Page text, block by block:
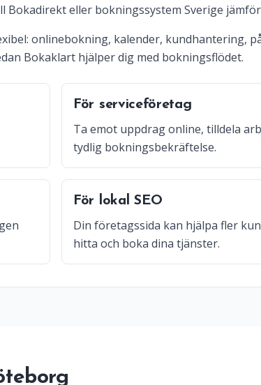
eller bokningssystem Sverige
onlinebokning, kalender, kundhantering,
Bokaklart hjälper dig med bokningsflödet.
För serviceföretag
Ta emot uppdrag online, tilldela
tydlig bokningsbekräftelse.
För lokal SEO
Din företagssida kan hjälpa fler
hitta och boka dina tjänster.